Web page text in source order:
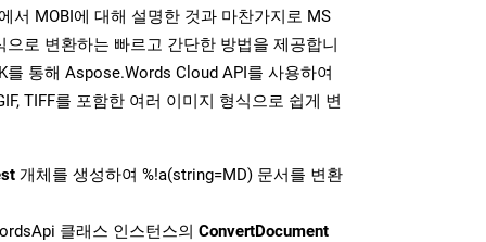
서 MOBI에 대해 설명한 것과 마찬가지로 MS
로 변환하는 빠르고 간단한 방법을 제공합니
를 통해 Aspose.Words Cloud API를 사용하여
TIFF를 포함한 여러 이미지 형식으로 쉽게 변
개체를 생성하여 %!a(string=MD) 문서를 변환
클래스 인스턴스의 ConvertDocument